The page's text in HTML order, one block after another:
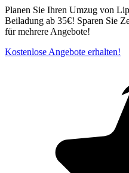
Planen Sie Ihren Umzug von
Beiladung ab 35€! Sparen Sie
für mehrere Angebote!
Kostenlose Angebote erhalten!